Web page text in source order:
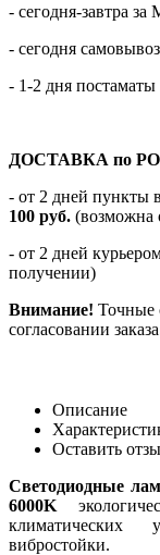
- сегодня-завтра
- сегодня
- 1-2 дня
ДОСТАВКА по
- от 2 дней пункты
100 руб. (возможна
- от 2 дней
получении)
Внимание! Точные
согласовании
Описание
Оставить
Светодиодные
6000K
вибростойки.